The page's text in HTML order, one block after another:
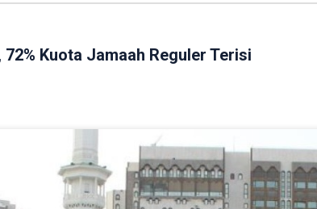
Kuota Jamaah Reguler Terisi